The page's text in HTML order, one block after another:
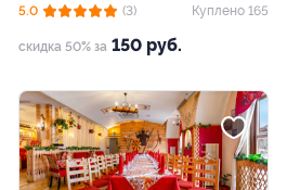
года
скидка 50% за 150 руб.
5.0 (3) Куплено 165